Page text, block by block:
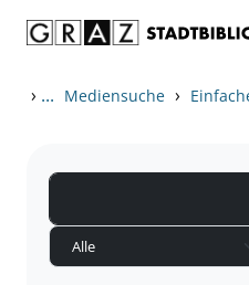
› ... Mediensuche ›